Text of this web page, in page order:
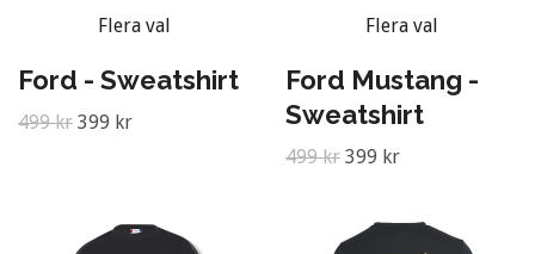
Flera val
Ford - Sweatshirt
499 kr 399 kr
Flera val
Ford Mustang -
Sweatshirt
499 kr 399 kr